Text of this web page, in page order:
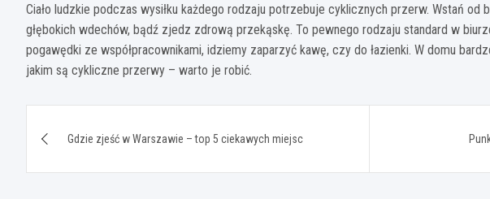
Ciało ludzkie podczas wysiłku każdego rodzaju potrzebuje cyklicznych przerw. Wstań od
głębokich wdechów, bądź zjedz zdrową przekąskę. To pewnego rodzaju standard w
pogawędki ze współpracownikami, idziemy zaparzyć kawę, czy do łazienki. W domu
jakim są cykliczne przerwy – warto je robić.
wpisu
Gdzie zjeść w Warszawie – top 5 ciekawych miejsc